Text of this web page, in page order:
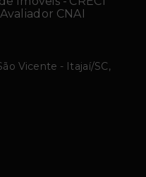
CNAI
Vicente - Itajaí/SC,